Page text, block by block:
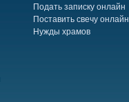
Подать записку онлайн
Поставить свечу онлайн
Нужды храмов